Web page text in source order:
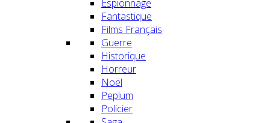
Espionnage
Fantastique
Films Français
Guerre
Historique
Horreur
Noël
Peplum
Policier